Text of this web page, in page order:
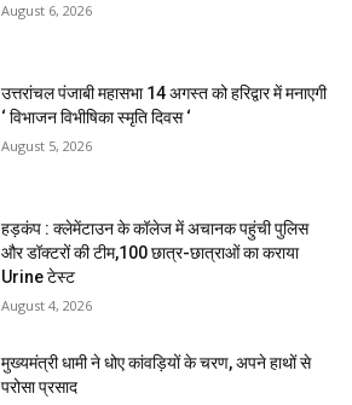
August 6, 2026
उत्तरांचल पंजाबी महासभा 14 अगस्त को हरिद्वार में मनाएगी
‘ विभाजन विभीषिका स्मृति दिवस ‘
August 5, 2026
हड़कंप : क्लेमेंटाउन के कॉलेज में अचानक पहुंची पुलिस
और डॉक्टरों की टीम,100 छात्र-छात्राओं का कराया
Urine टेस्ट
August 4, 2026
मुख्यमंत्री धामी ने धोए कांवड़ियों के चरण, अपने हाथों से
परोसा प्रसाद